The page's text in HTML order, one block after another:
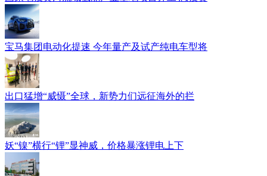
宝马集团电动化提速 今年量产及试产纯电车型将
出口猛增“威慑”全球，新势力们远征海外的拦
妖“镍”横行“锂”显神威，价格暴涨锂电上下